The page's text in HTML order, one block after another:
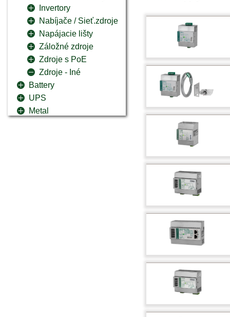
Invertory
Nabíjače / Sieť.zdroje
Napájacie lišty
Záložné zdroje
Zdroje s PoE
Zdroje - Iné
Battery
UPS
Metal